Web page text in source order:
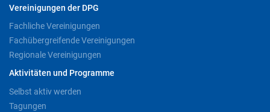
Vereinigungen der DPG
Fachliche Vereinigungen
Fachübergreifende Vereinigungen
Regionale Vereinigungen
Aktivitäten und Programme
Selbst aktiv werden
Tagungen